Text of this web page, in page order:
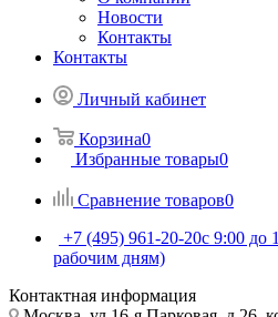
Новости
Контакты
Контакты
Личный кабинет
Корзина0
Избранные товары0
Сравнение товаров0
+7 (495) 961-20-20с 9:00 до
рабочим дням)
Контактная информация